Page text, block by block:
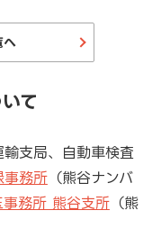
へ
て
支局、自動車検査
事務所（熊谷ナンバ
事務所 熊谷支所（熊